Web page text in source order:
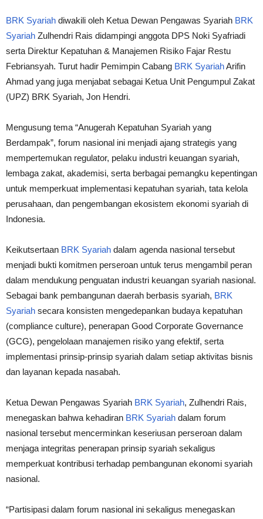
BRK Syariah diwakili oleh Ketua Dewan Pengawas Syariah BRK
Syariah Zulhendri Rais didampingi anggota DPS Noki Syafriadi
serta Direktur Kepatuhan & Manajemen Risiko Fajar Restu
Febriansyah. Turut hadir Pemimpin Cabang BRK SyariahArifin
Ahmad yang juga menjabat sebagai Ketua Unit Pengumpul Zakat
(UPZ) BRK Syariah, Jon Hendri.
Mengusung tema “Anugerah Kepatuhan Syariah yang
Berdampak”, forum nasional ini menjadi ajang strategis yang
mempertemukan regulator, pelaku industri keuangan syariah,
lembaga zakat, akademisi, serta berbagai pemangku kepentingan
untuk memperkuat implementasi kepatuhan syariah, tata kelola
perusahaan, dan pengembangan ekosistem ekonomi syariah di
Indonesia.
Keikutsertaan BRK Syariah dalam agenda nasional tersebut
menjadi bukti komitmen perseroan untuk terus mengambil peran
dalam mendukung penguatan industri keuangan syariah nasional.
Sebagai bank pembangunan daerah berbasis syariah, BRK
Syariah secara konsisten mengedepankan budaya kepatuhan
(compliance culture), penerapan Good Corporate Governance
(GCG), pengelolaan manajemen risiko yang efektif, serta
implementasi prinsip-prinsip syariah dalam setiap aktivitas bisnis
dan layanan kepada nasabah.
Ketua Dewan Pengawas Syariah BRK Syariah, Zulhendri Rais,
menegaskan bahwa kehadiran BRK Syariah dalam forum
nasional tersebut mencerminkan keseriusan perseroan dalam
menjaga integritas penerapan prinsip syariah sekaligus
memperkuat kontribusi terhadap pembangunan ekonomi syariah
nasional.
“Partisipasi dalam forum nasional ini sekaligus menegaskan